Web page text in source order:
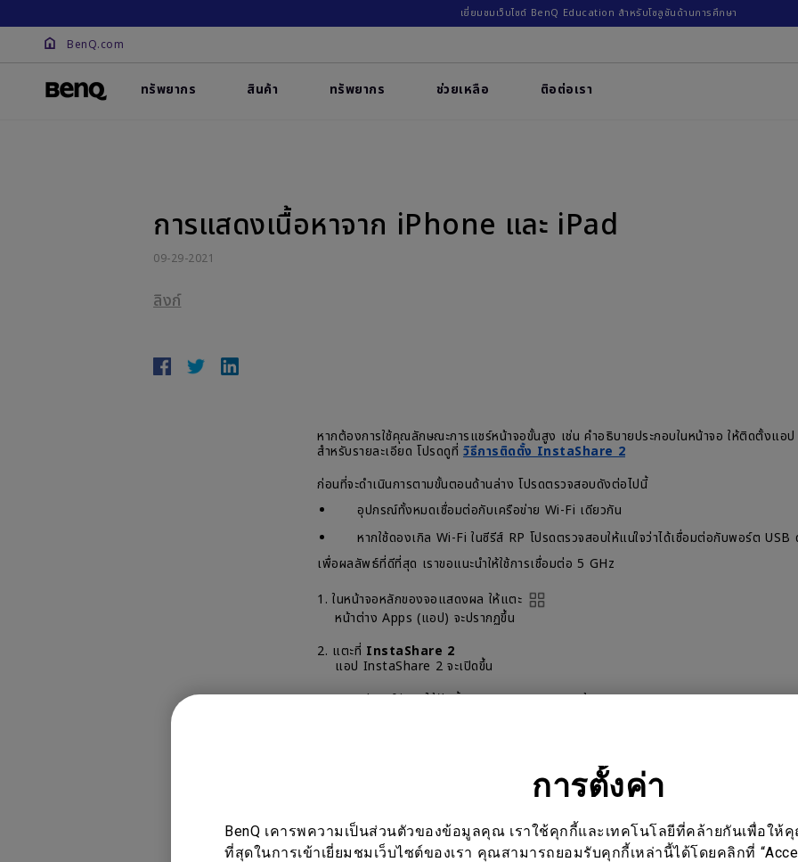
การตั้งค่า
BenQ เคารพความเป็นส่วนตัวของข้อมูลคุณ เราใช้คุกกี้และเทคโนโลยีที่คล้ายกันเพื่อใ
ที่สุดในการเข้าเยี่ยมชมเว็บไซต์ของเรา คุณสามารถยอมรับคุกกี้เหล่านี้ได้โดยคลิกที่
เยี่ยมชมเว็บไซต์ BenQ Education สำหรับโซลูชันด้านการศึกษา
BenQ.com
ทรัพยากร สินค้า ทรัพยากร ช่วยเหลือ ติอต่อเรา
การแสดงเนื้อหาจาก iPhone และ iPad
09-29-2021
ลิงก์
หากต้องการใช้คุณลักษณะการแชร์หน้าจอขั้นสูง เช่น คําอธิบายประกอบในหน้าจอ ให้ติดตั้งแ
สําหรับรายละเอียด โปรดดูที่ วิธีการติดตั้ง InstaShare 2
ก่อนที่จะดําเนินการตามขั้นตอนด้านล่าง โปรดตรวจสอบดังต่อไปนี้
อุปกรณ์ทั้งหมดเชื่อมต่อกับเครือข่าย Wi-Fi เดียวกัน
หากใช้ดองเกิล Wi-Fi ในซีรีส์ RP โปรดตรวจสอบให้แน่ใจว่าได้เชื่อมต่อกับพอร์ต USB
เพื่อผลลัพธ์ที่ดีที่สุด เราขอแนะนําให้ใช้การเชื่อมต่อ 5 GHz
1. ในหน้าจอหลักของจอแสดงผล ให้แตะ
หน้าต่าง Apps (แอป) จะปรากฏขึ้น
2. แตะที่ InstaShare 2
แอป InstaShare 2 จะเปิดขึ้น
3. ตรงอุปกรณ์ iOS ให้ปัดนิ้วลงจากมุมบนขวาของหน้าจอ
จะปรากฏขึ้น